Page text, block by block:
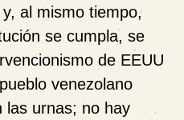
al mismo tiempo,
se cumpla, se
de EEUU
venezolano
las urnas; no hay